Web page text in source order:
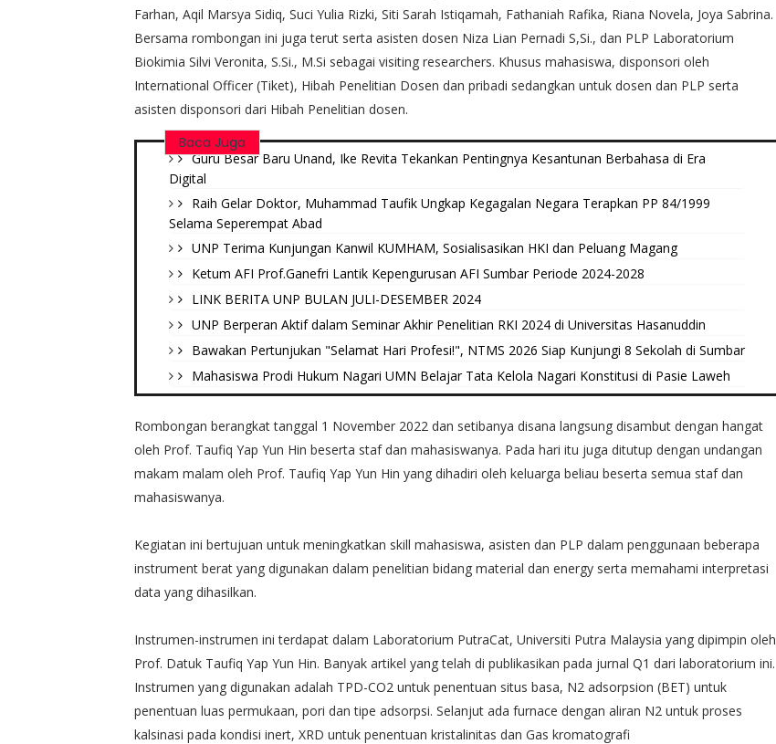
Farhan, Aqil Marsya Sidiq, Suci Yulia Rizki, Siti Sarah Istiqamah, Fathaniah Rafika, Riana Novela, Joya Sabrina.
Bersama rombongan ini juga terut serta asisten dosen Niza Lian Pernadi S,Si., dan PLP Laboratorium
Biokimia Silvi Veronita, S.Si., M.Si sebagai visiting researchers. Khusus mahasiswa, disponsori oleh
International Officer (Tiket), Hibah Penelitian Dosen dan pribadi sedangkan untuk dosen dan PLP serta
asisten disponsori dari Hibah Penelitian dosen.
Baca Juga
Guru Besar Baru Unand, Ike Revita Tekankan Pentingnya Kesantunan Berbahasa di Era
Digital
Raih Gelar Doktor, Muhammad Taufik Ungkap Kegagalan Negara Terapkan PP 84/1999
Selama Seperempat Abad
UNP Terima Kunjungan Kanwil KUMHAM, Sosialisasikan HKI dan Peluang Magang
Ketum AFI Prof.Ganefri Lantik Kepengurusan AFI Sumbar Periode 2024-2028
LINK BERITA UNP BULAN JULI-DESEMBER 2024
UNP Berperan Aktif dalam Seminar Akhir Penelitian RKI 2024 di Universitas Hasanuddin
Bawakan Pertunjukan "Selamat Hari Profesi!", NTMS 2026 Siap Kunjungi 8 Sekolah di Sumbar
Mahasiswa Prodi Hukum Nagari UMN Belajar Tata Kelola Nagari Konstitusi di Pasie Laweh ‎
Rombongan berangkat tanggal 1 November 2022 dan setibanya disana langsung disambut dengan hangat
oleh Prof. Taufiq Yap Yun Hin beserta staf dan mahasiswanya. Pada hari itu juga ditutup dengan undangan
makam malam oleh Prof. Taufiq Yap Yun Hin yang dihadiri oleh keluarga beliau beserta semua staf dan
mahasiswanya.
Kegiatan ini bertujuan untuk meningkatkan skill mahasiswa, asisten dan PLP dalam penggunaan beberapa
instrument berat yang digunakan dalam penelitian bidang material dan energy serta memahami interpretasi
data yang dihasilkan.
Instrumen-instrumen ini terdapat dalam Laboratorium PutraCat, Universiti Putra Malaysia yang dipimpin oleh
Prof. Datuk Taufiq Yap Yun Hin. Banyak artikel yang telah di publikasikan pada jurnal Q1 dari laboratorium ini.
Instrumen yang digunakan adalah TPD-CO2 untuk penentuan situs basa, N2 adsorpsion (BET) untuk
penentuan luas permukaan, pori dan tipe adsorpsi. Selanjut ada furnace dengan aliran N2 untuk proses
kalsinasi pada kondisi inert, XRD untuk penentuan kristalinitas dan Gas kromatografi